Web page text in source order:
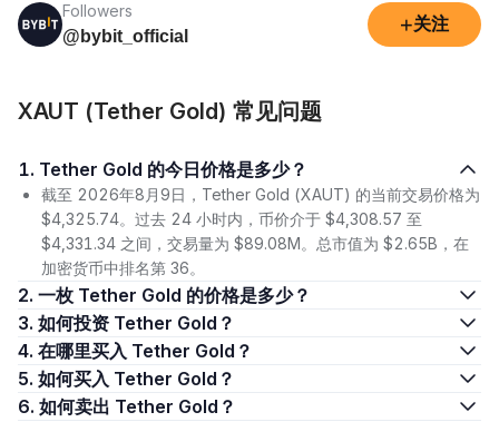
Followers
@bybit_official
+关注
XAUT (Tether Gold) 常见问题
1. Tether Gold 的今日价格是多少？
截至 2026年8月9日，Tether Gold (XAUT) 的当前交易价格为
$4,325.74。过去 24 小时内，币价介于 $4,308.57 至
$4,331.34 之间，交易量为 $89.08M。总市值为 $2.65B，在
加密货币中排名第 36。
2. 一枚 Tether Gold 的价格是多少？
3. 如何投资 Tether Gold？
4. 在哪里买入 Tether Gold？
5. 如何买入 Tether Gold？
6. 如何卖出 Tether Gold？